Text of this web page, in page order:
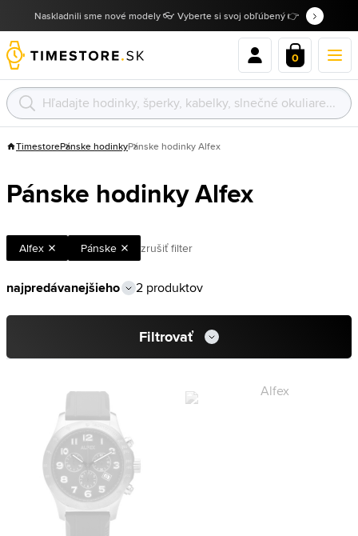
Naskladnili sme nové modely 👓 Vyberte si svoj obľúbený 👉
0
TimestorePánske hodinkyPánske hodinky Alfex
Pánske hodinky Alfex
Alfex Pánske zrušiť filter
2 produktov
Filtrovať